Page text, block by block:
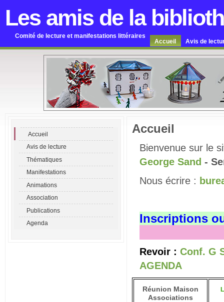
Les amis de la
Comité de lecture et manifestations littéraires
Accueil Avis de
Accueil
Avis de lecture
Thématiques
Manifestations
Animations
Association
Publications
Agenda
Accueil
Bienvenue sur le
George Sand -
Nous écrire :
Inscriptions
Revoir : Conf. G
AGENDA
Réunion Maison
Associations